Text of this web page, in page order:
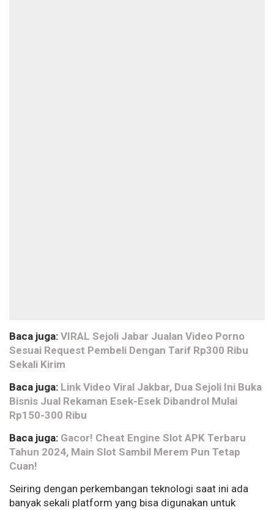
Baca juga: VIRAL Sejoli Jabar Jualan Video Porno
Sesuai Request Pembeli Dengan Tarif Rp300 Ribu
Sekali Kirim
Baca juga: Link Video Viral Jakbar, Dua Sejoli Ini Buka
Bisnis Jual Rekaman Esek-Esek Dibandrol Mulai
Rp150-300 Ribu
Baca juga: Gacor! Cheat Engine Slot APK Terbaru
Tahun 2024, Main Slot Sambil Merem Pun Tetap
Cuan!
Seiring dengan perkembangan teknologi saat ini ada
banyak sekali platform yang bisa digunakan untuk